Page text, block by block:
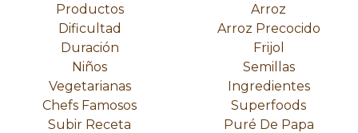
Productos
Dificultad
Duración
Niños
Vegetarianas
Chefs Famosos
Subir Receta
Arroz
Arroz Precocido
Frijol
Semillas
Ingredientes
Superfoods
Puré De Papa